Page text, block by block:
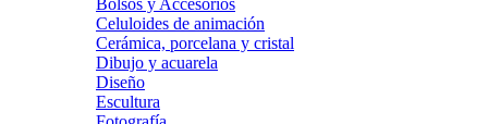
Bolsos y Accesorios
Celuloides de animación
Cerámica, porcelana y cristal
Dibujo y acuarela
Diseño
Escultura